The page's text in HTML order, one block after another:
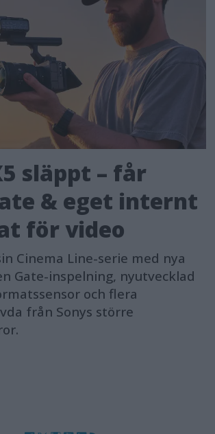
släppt – får
& eget internt
för video
Cinema Line-serie med nya
Gate-inspelning, nyutvecklad
och flera
från Sonys större